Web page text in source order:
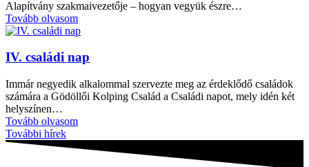
Alapítvány szakmaivezetője – hogyan vegyük észre…
Tovább olvasom
IV. családi nap
Immár negyedik alkalommal szervezte meg az érdeklődő családok
számára a Gödöllői Kolping Család a Családi napot, mely idén két
helyszínen…
Tovább olvasom
További hírek